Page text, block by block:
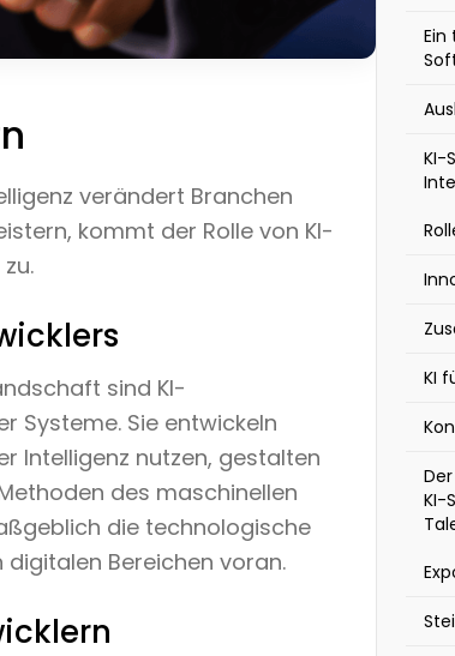
verändert Branchen
kommt der Rolle von KI-
sind KI-
Systeme. Sie entwickeln
Intelligenz nutzen, gestalten
des maschinellen
die technologische
Bereichen voran.
Ein
KI-
KI
KI-